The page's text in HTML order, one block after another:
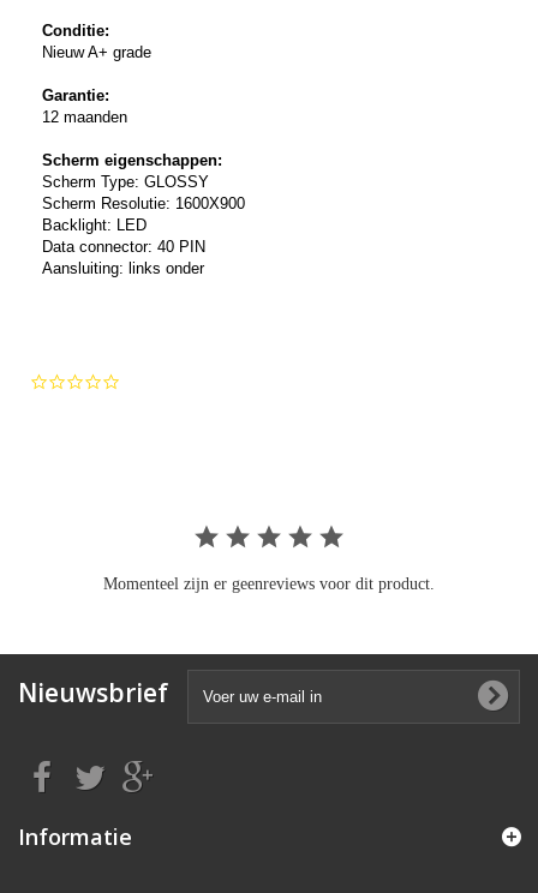
Conditie:
Nieuw A+ grade
Garantie:
12 maanden
Scherm eigenschappen:
Scherm Type: GLOSSY
Scherm Resolutie: 1600X900
Backlight: LED
Data connector: 40 PIN
Aansluiting: links onder
Momenteel zijn er geenreviews voor dit product.
Nieuwsbrief
Informatie